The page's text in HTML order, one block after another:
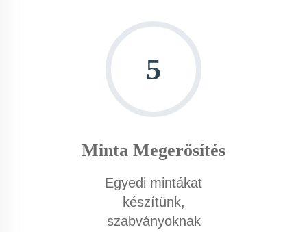
5
Minta Megerősítés
Egyedi mintákat
készítünk,
szabványoknak